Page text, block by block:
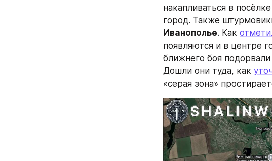
накапливаться в посёлке
город. Также
Иванополье. Как
появляются и в центре
ближнего боя
Дошли они туда, как
«серая зона»